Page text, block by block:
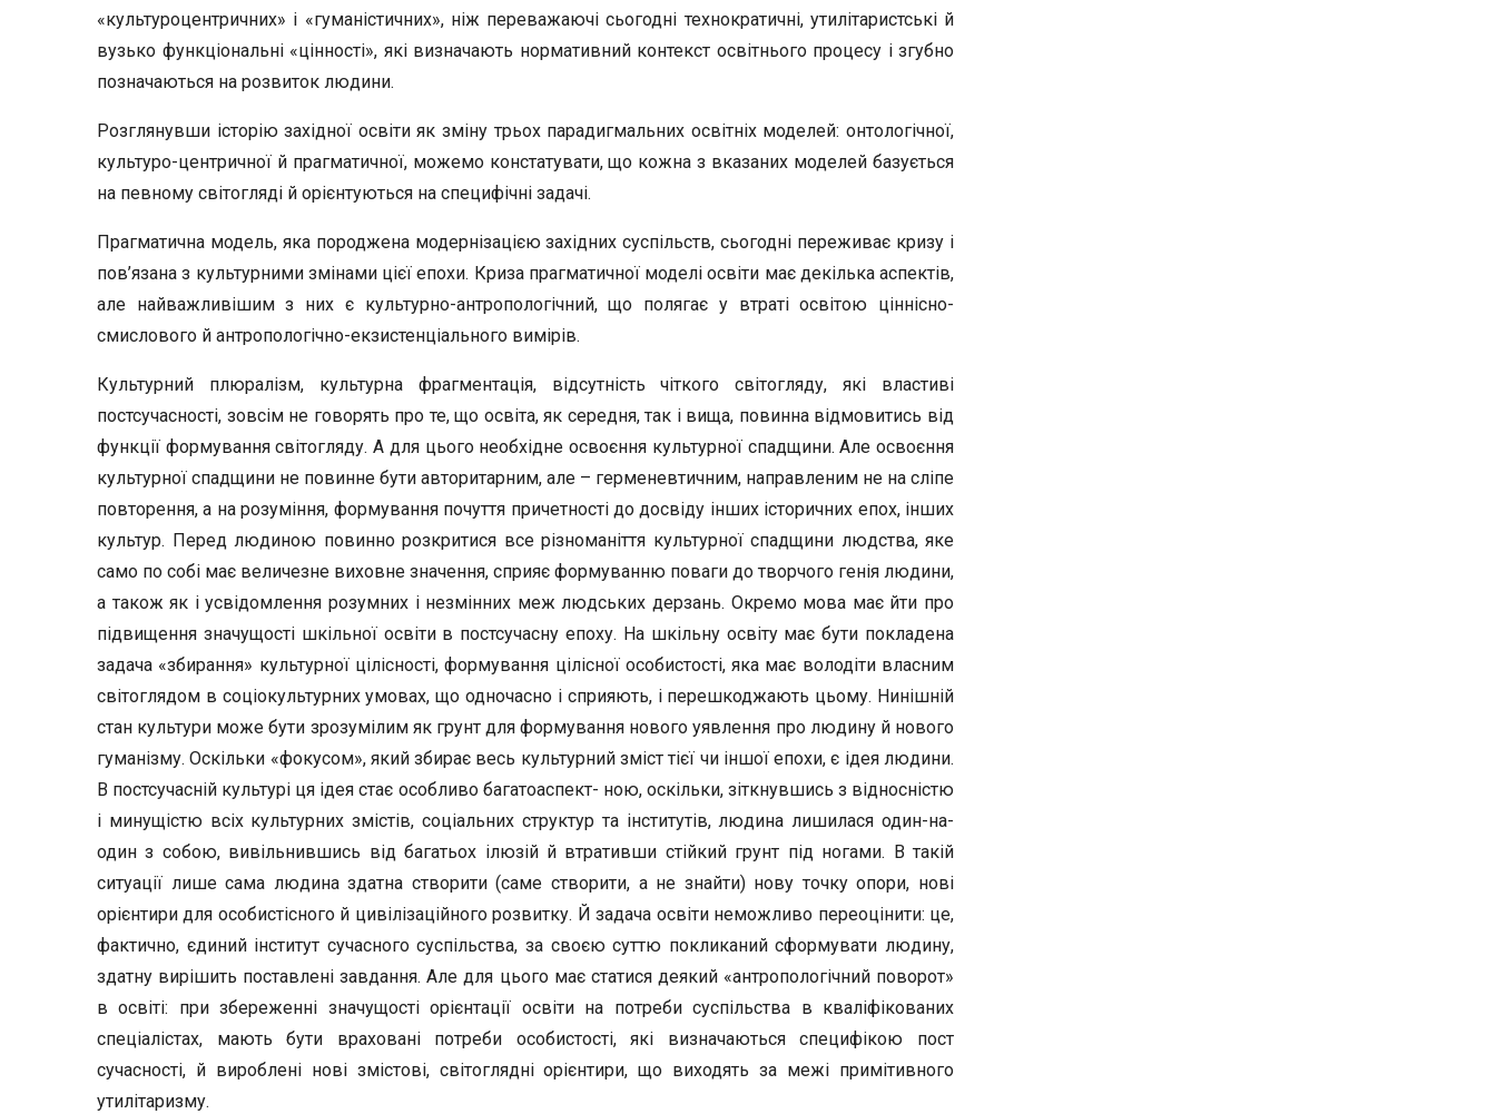
«культуроцентричних» і «гуманістичних», ніж переважаючі сьогодні технократичні, утилітаристські й
вузько функціональні «цінності», які визначають нормативний контекст освітнього процесу і згубно
позначаються на розвиток людини.
Розглянувши історію західної освіти як зміну трьох парадигмальних освітніх моделей: онтологічної,
культуро-центричної й прагматичної, можемо констатувати, що кожна з вказаних моделей базується
на певному світогляді й орієнтуються на специфічні задачі.
Прагматична модель, яка породжена модернізацією західних суспільств, сьогодні переживає кризу і
пов’язана з культурними змінами цієї епохи. Криза прагматичної моделі освіти має декілька аспектів,
але найважливішим з них є культурно-антропологічний, що полягає у втраті освітою ціннісно-
смислового й антропологічно-екзистенціального вимірів.
Культурний плюралізм, культурна фрагментація, відсутність чіткого світогляду, які властиві
постсучасності, зовсім не говорять про те, що освіта, як середня, так і вища, повинна відмовитись від
функції формування світогляду. А для цього необхідне освоєння культурної спадщини. Але освоєння
культурної спадщини не повинне бути авторитарним, але – герменевтичним, направленим не на сліпе
повторення, а на розуміння, формування почуття причетності до досвіду інших історичних епох, інших
культур. Перед людиною повинно розкритися все різноманіття культурної спадщини людства, яке
само по собі має величезне виховне значення, сприяє формуванню поваги до творчого генія людини,
а також як і усвідомлення розумних і незмінних меж людських дерзань. Окремо мова має йти про
підвищення значущості шкільної освіти в постсучасну епоху. На шкільну освіту має бути покладена
задача «збирання» культурної цілісності, формування цілісної особистості, яка має володіти власним
світоглядом в соціокультурних умовах, що одночасно і сприяють, і перешкоджають цьому. Нинішній
стан культури може бути зрозумілим як грунт для формування нового уявлення про людину й нового
гуманізму. Оскільки «фокусом», який збирає весь культурний зміст тієї чи іншої епохи, є ідея людини.
В постсучасній культурі ця ідея стає особливо багатоаспект- ною, оскільки, зіткнувшись з відносністю
і минущістю всіх культурних змістів, соціальних структур та інститутів, людина лишилася один-на-
один з собою, вивільнившись від багатьох ілюзій й втративши стійкий грунт під ногами. В такій
ситуації лише сама людина здатна створити (саме створити, а не знайти) нову точку опори, нові
орієнтири для особистісного й цивілізаційного розвитку. Й задача освіти неможливо переоцінити: це,
фактично, єдиний інститут сучасного суспільства, за своєю суттю покликаний сформувати людину,
здатну вирішить поставлені завдання. Але для цього має статися деякий «антропологічний поворот»
в освіті: при збереженні значущості орієнтації освіти на потреби суспільства в кваліфікованих
спеціалістах, мають бути враховані потреби особистості, які визначаються специфікою пост
сучасності, й вироблені нові змістові, світоглядні орієнтири, що виходять за межі примітивного
утилітаризму.